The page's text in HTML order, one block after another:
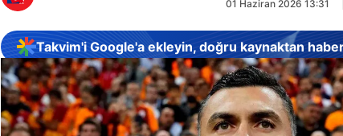
01 Haziran 2026 13:31
Takvim'i Google'a ekleyin, doğru kaynaktan